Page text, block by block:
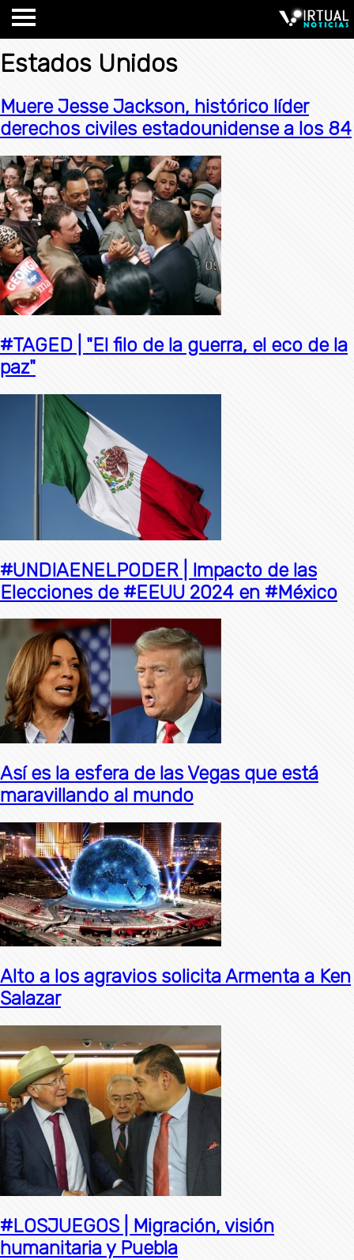
Estados Unidos
Muere Jesse Jackson, histórico líder
derechos civiles estadounidense a los 84
#TAGED | "El filo de la guerra, el eco de la
paz"
#UNDIAENELPODER | Impacto de las
Elecciones de #EEUU 2024 en #México
Así es la esfera de las Vegas que está
maravillando al mundo
Alto a los agravios solicita Armenta a Ken
Salazar
#LOSJUEGOS | Migración, visión
humanitaria y Puebla